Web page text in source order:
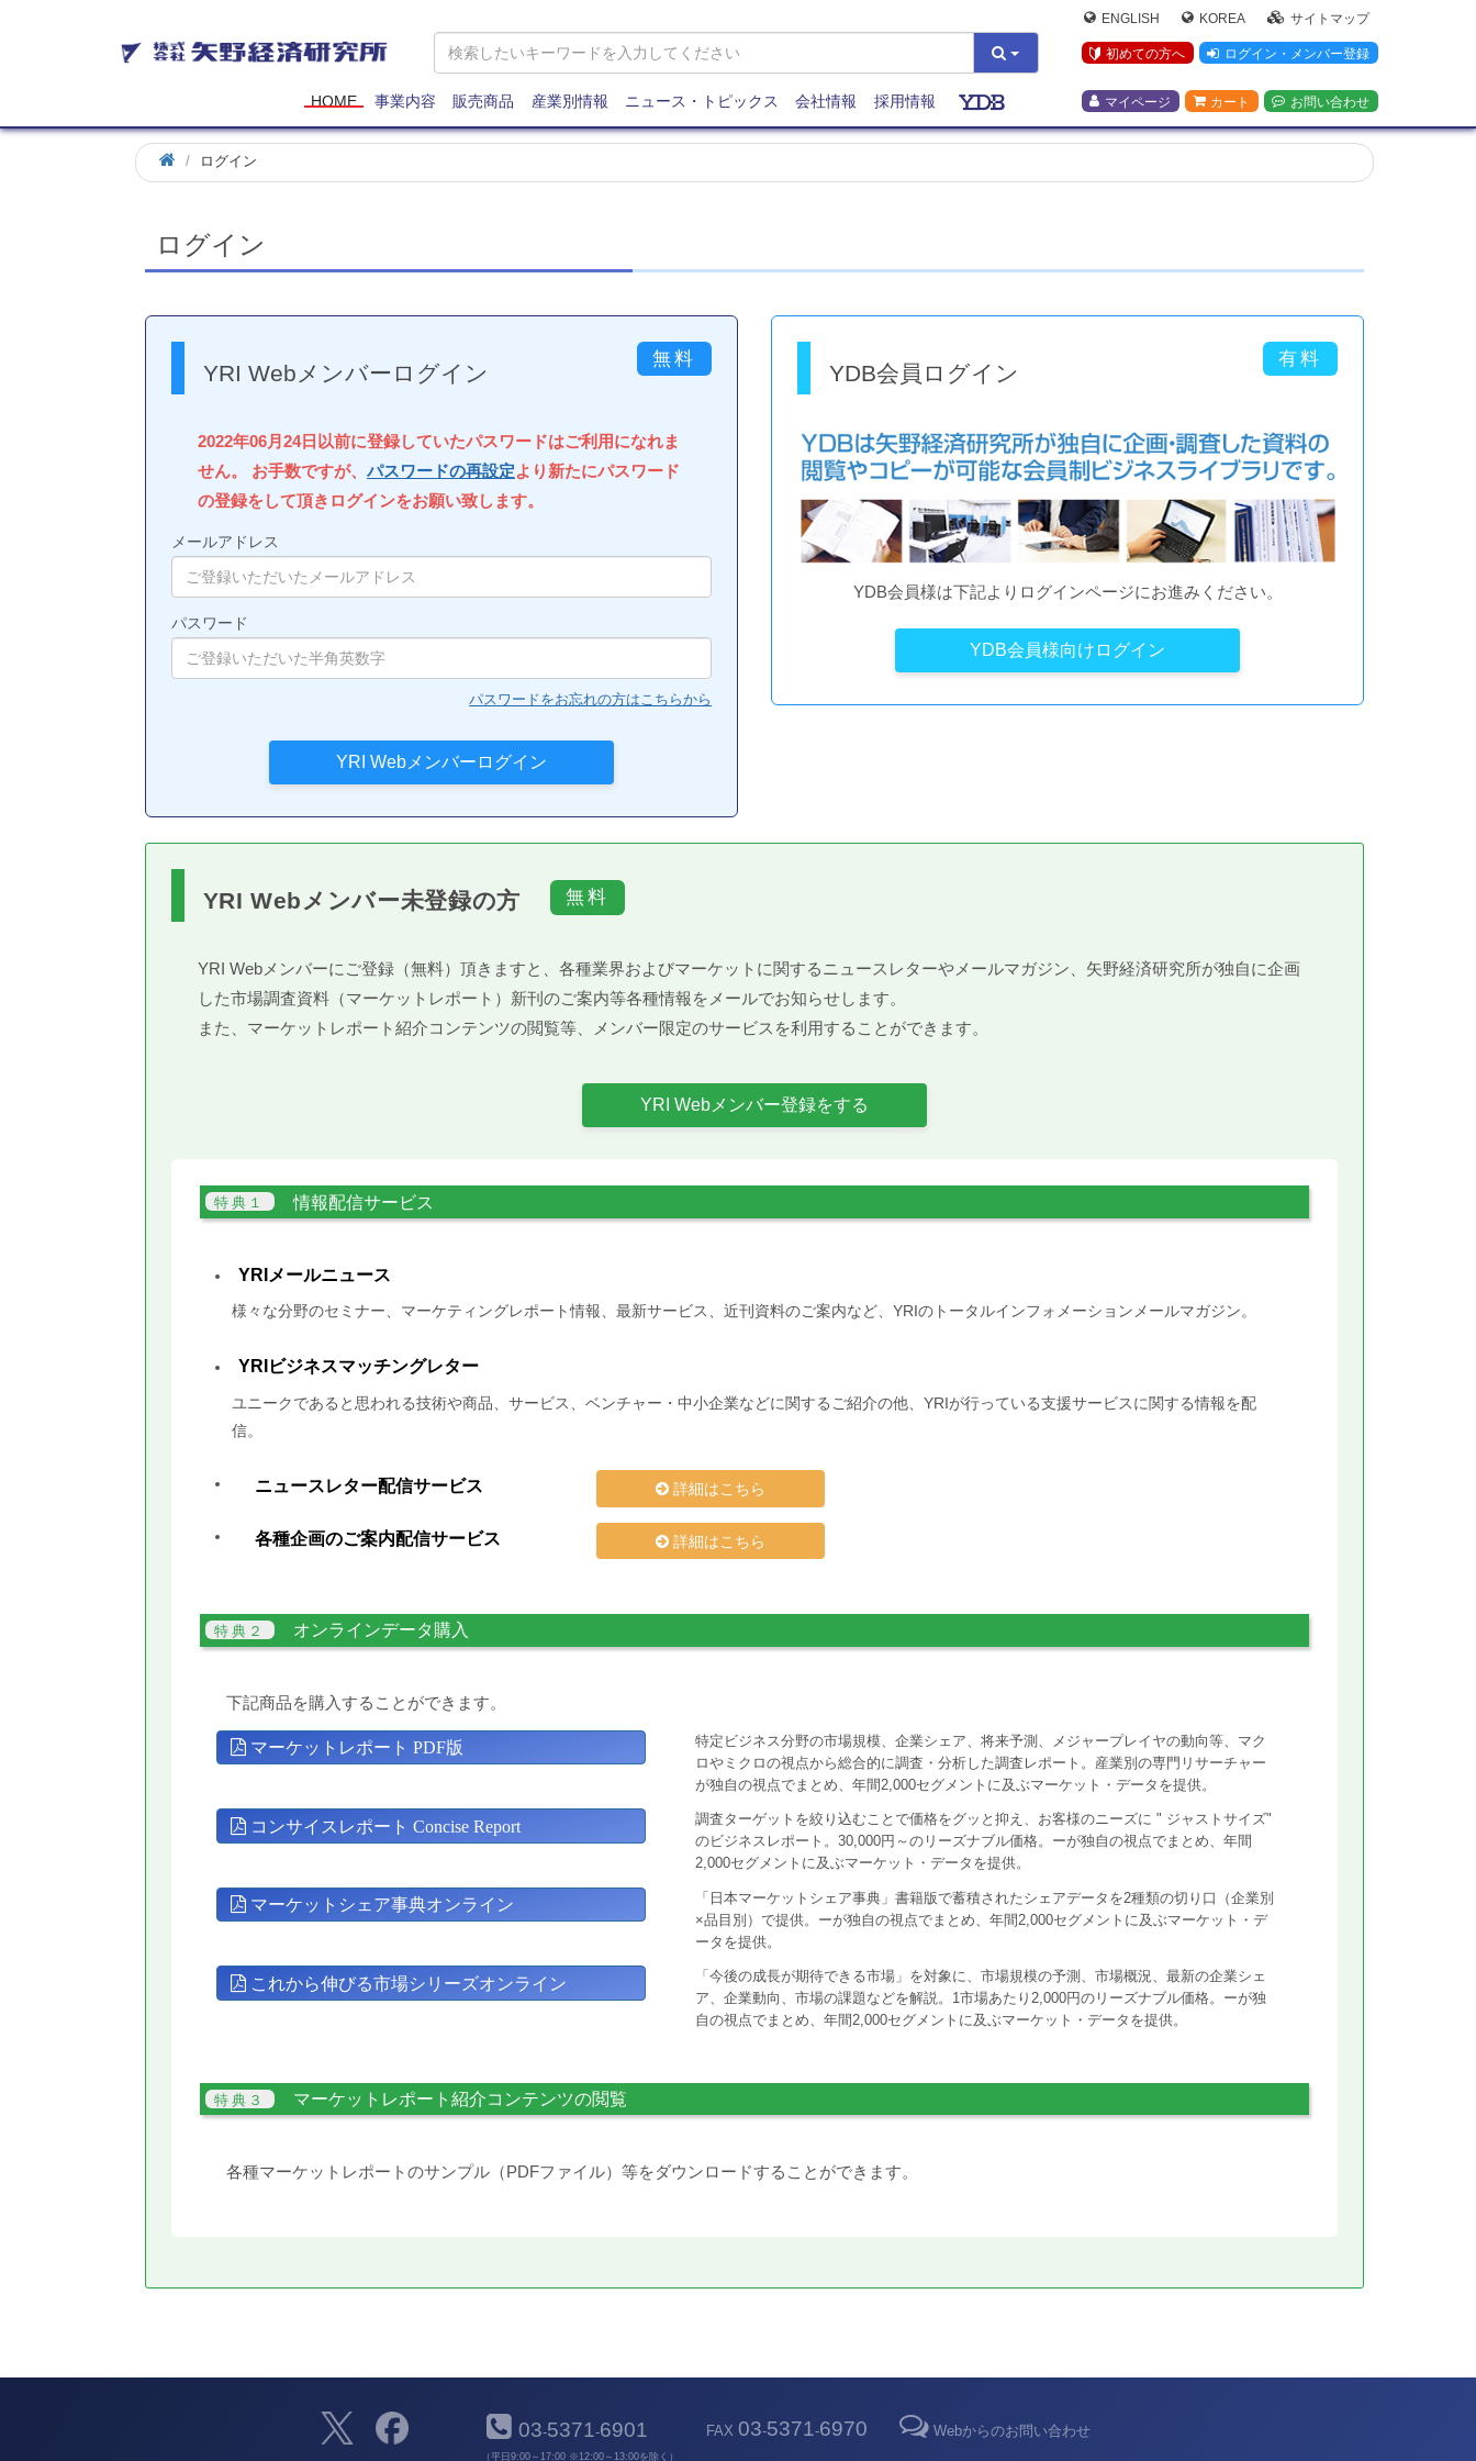
矢
野
研
究
所
ENGLISH KOREA サイトマップ
初めての方へ ログイン・メンバー登録
マイページ カート お問い合わせ
HOME 事業内容 販売商品 産業別情報 ニュース・トピックス 会社情報 採用情報
ログイン
ログイン
YRI Webメンバーログイン
2022年06月24日以前に登録していたパスワードはご利用になれま
せん。 お手数ですが、 パスワードの再設定より新たにパスワード
の登録をして頂きログインをお願い致します。
メールアドレス
パスワード
パスワードをお忘れの方はこちらから
YDB会員ログイン
YDB会員様は下記よりログインページにお進みください。
YDB会員様向けログイン
YRI Webメンバー未登録の方
YRI Webメンバーにご登録（無料）頂きますと、各種業界およびマーケットに関するニュースレターやメールマガジン、矢野経済研究所が独自に企画
した市場調査資料（マーケットレポート）新刊のご案内等各種情報をメールでお知らせします。
また、マーケットレポート紹介コンテンツの閲覧等、メンバー限定のサービスを利用することができます。
YRI Webメンバー登録をする
情報配信サービス
YRIメールニュース
様々な分野のセミナー、マーケティングレポート情報、最新サービス、近刊資料のご案内など、YRIのトータルインフォメーションメールマガジン。
YRIビジネスマッチングレター
ユニークであると思われる技術や商品、サービス、ベンチャー・中小企業などに関するご紹介の他、YRIが行っている支援サービスに関する情報を配
信。
ニュースレター配信サービス 詳細はこちら
各種企画のご案内配信サービス 詳細はこちら
オンラインデータ購入
下記商品を購入することができます。
マーケットレポート PDF版
特定ビジネス分野の市場規模、企業シェア、将来予測、メジャープレイヤの動向等、マク
ロやミクロの視点から総合的に調査・分析した調査レポート。産業別の専門リサーチャー
が独自の視点でまとめ、年間2,000セグメントに及ぶマーケット・データを提供。
コンサイスレポート Concise Report
調査ターゲットを絞り込むことで価格をグッと抑え、お客様のニーズに " ジャストサイズ"
のビジネスレポート。30,000円～のリーズナブル価格。ーが独自の視点でまとめ、年間
2,000セグメントに及ぶマーケット・データを提供。
マーケットシェア事典オンライン
「日本マーケットシェア事典」書籍版で蓄積されたシェアデータを2種類の切り口（企業別
×品目別）で提供。ーが独自の視点でまとめ、年間2,000セグメントに及ぶマーケット・デ
ータを提供。
これから伸びる市場シリーズオンライン
「今後の成長が期待できる市場」を対象に、市場規模の予測、市場概況、最新の企業シェ
ア、企業動向、市場の課題などを解説。1市場あたり2,000円のリーズナブル価格。ーが独
自の視点でまとめ、年間2,000セグメントに及ぶマーケット・データを提供。
マーケットレポート紹介コンテンツの閲覧
各種マーケットレポートのサンプル（PDFファイル）等をダウンロードすることができます。
03-5371-6901
（平日9:00～17:00 ※12:00～13:00を除く）
FAX 03-5371-6970 Webからのお問い合わせ